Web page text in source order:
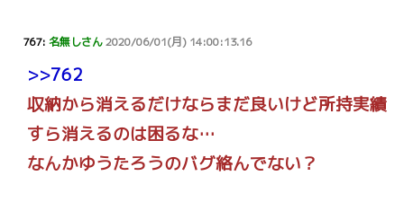
767: 名無しさん2020/06/01(月) 14:00:13.16
>>762
収納から消えるだけならまだ良いけど所持実績
すら消えるのは困るな…
なんかゆうたろうのバグ絡んでない？